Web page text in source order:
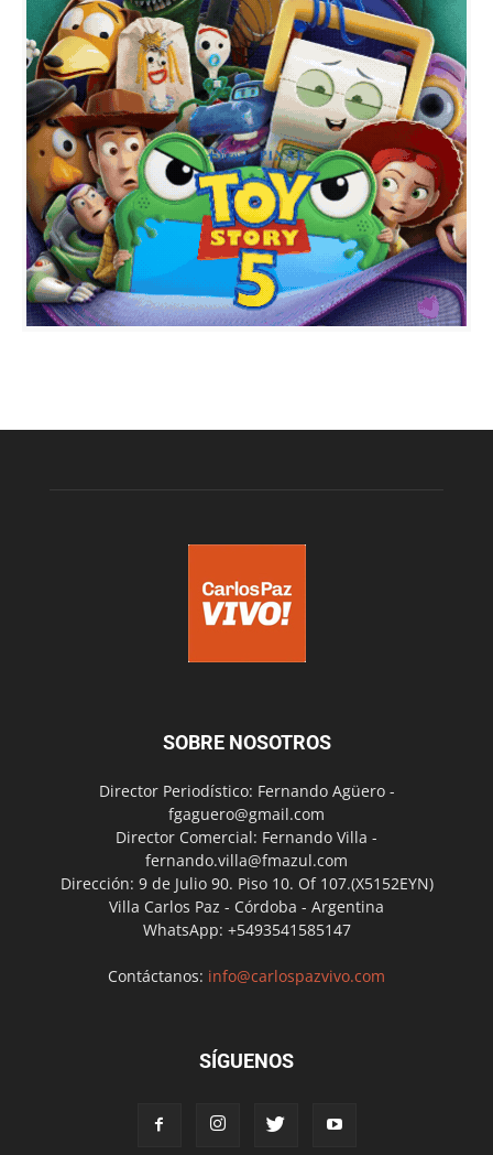
SOBRE NOSOTROS
Director Periodístico: Fernando Agüero -
fgaguero@gmail.com
Director Comercial: Fernando Villa -
fernando.villa@fmazul.com
Dirección: 9 de Julio 90. Piso 10. Of 107.(X5152EYN)
Villa Carlos Paz - Córdoba - Argentina
WhatsApp: +5493541585147
Contáctanos: info@carlospazvivo.com
SÍGUENOS